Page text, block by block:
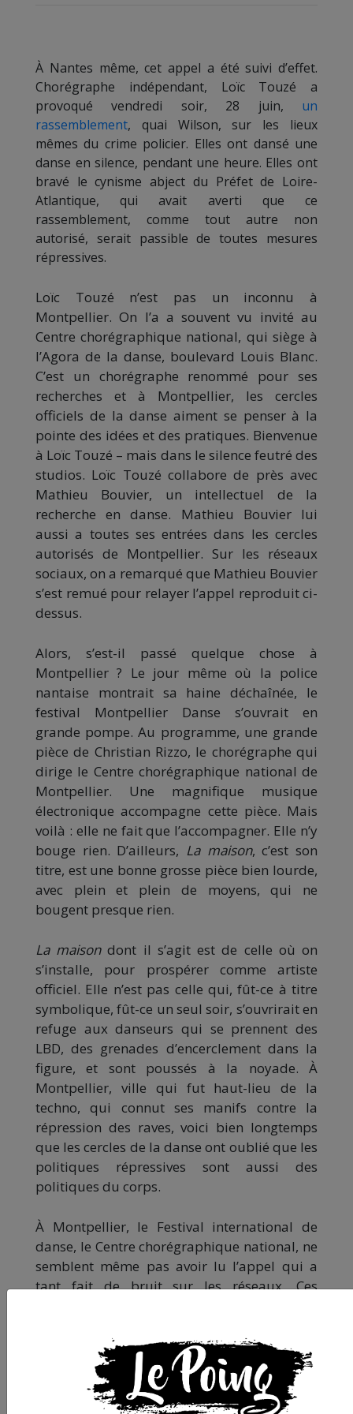
À Nantes même, cet appel a été suivi d’effet.
Chorégraphe indépendant, Loïc Touzé a
provoqué vendredi soir, 28 juin, un
rassemblement, quai Wilson, sur les lieux
mêmes du crime policier. Elles ont dansé une
danse en silence, pendant une heure. Elles ont
bravé le cynisme abject du Préfet de Loire-
Atlantique, qui avait averti que ce
rassemblement, comme tout autre non
autorisé, serait passible de toutes mesures
répressives.
Loïc Touzé n’est pas un inconnu à
Montpellier. On l’a a souvent vu invité au
Centre chorégraphique national, qui siège à
l’Agora de la danse, boulevard Louis Blanc.
C’est un chorégraphe renommé pour ses
recherches et à Montpellier, les cercles
officiels de la danse aiment se penser à la
pointe des idées et des pratiques. Bienvenue
à Loïc Touzé – mais dans le silence feutré des
studios. Loïc Touzé collabore de près avec
Mathieu Bouvier, un intellectuel de la
recherche en danse. Mathieu Bouvier lui
aussi a toutes ses entrées dans les cercles
autorisés de Montpellier. Sur les réseaux
sociaux, on a remarqué que Mathieu Bouvier
s’est remué pour relayer l’appel reproduit ci-
dessus.
Alors, s’est-il passé quelque chose à
Montpellier ? Le jour même où la police
nantaise montrait sa haine déchaînée, le
festival Montpellier Danse s’ouvrait en
grande pompe. Au programme, une grande
pièce de Christian Rizzo, le chorégraphe qui
dirige le Centre chorégraphique national de
Montpellier. Une magnifique musique
électronique accompagne cette pièce. Mais
voilà : elle ne fait que l’accompagner. Elle n’y
bouge rien. D’ailleurs, La maison, c’est son
titre, est une bonne grosse pièce bien lourde,
avec plein et plein de moyens, qui ne
bougent presque rien.
La maisondont il s’agit est de celle où on
s’installe, pour prospérer comme artiste
officiel. Elle n’est pas celle qui, fût-ce à titre
symbolique, fût-ce un seul soir, s’ouvrirait en
refuge aux danseurs qui se prennent des
LBD, des grenades d’encerclement dans la
figure, et sont poussés à la noyade. À
Montpellier, ville qui fut haut-lieu de la
techno, qui connut ses manifs contre la
répression des raves, voici bien longtemps
que les cercles de la danse ont oublié que les
politiques répressives sont aussi des
politiques du corps.
À Montpellier, le Festival international de
danse, le Centre chorégraphique national, ne
semblent même pas avoir lu l’appel qui a
tant fait de bruit sur les réseaux. Ces
perçues par les jeunes comme des endroits
où se pratique une invention des corps pour
un présent d’avenir. Au Poing – où on n’a pas
trop de problèmes d’écoute avec la jeunesse